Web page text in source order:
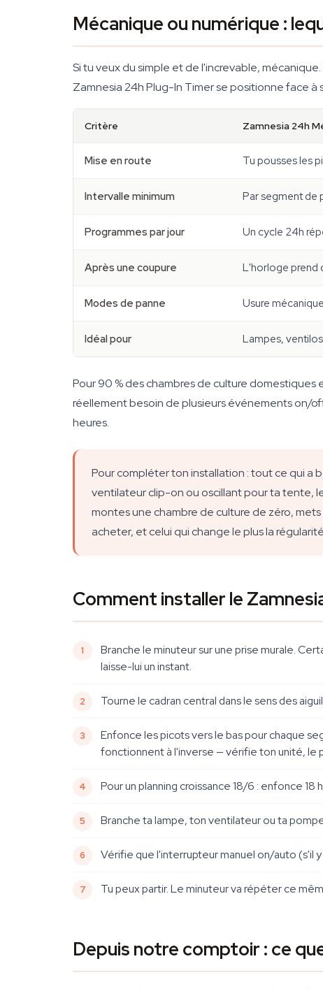
Mécanique ou numérique :
Si tu veux du simple et de l'increvable,
Zamnesia 24h Plug-In Timer se positionne face à
Critère Zamnesia 24h
Mise en route Tu pousses les
Intervalle minimum Par segment de
Programmes par jour Un cycle 24h
Après une coupure L'horloge prend
Modes de panne Usure
Idéal pour Lampes,
Pour 90 % des chambres de culture domestiques
réellement besoin de plusieurs événements on/
heures.
Pour compléter ton installation : tout ce qui a
ventilateur clip-on ou oscillant pour ta tente,
montes une chambre de culture de zéro,
acheter, et celui qui change le plus la
Comment installer le
Branche le minuteur sur une prise murale.
laisse-lui un instant.
Tourne le cadran central dans le sens des
Enfonce les picotsvers le baspour chaque
fonctionnent à l'inverse — vérifie ton unité, le
Pour un planning croissance 18/6 : enfonce
Branche ta lampe, ton ventilateur ou ta
Vérifie que l'interrupteur manuel on/auto (s'il
Tu peux partir. Le minuteur va répéter ce
Depuis notre comptoir : ce